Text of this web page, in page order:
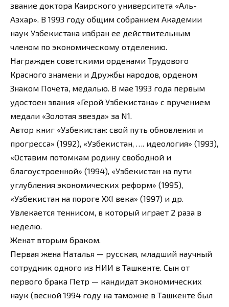
звание доктора Каирского университета «Аль-
Азхар». В 1993 году общим собранием Академии
наук Узбекистана избран ее действительным
членом по экономическому отделению.
Награжден советскими орденами Трудового
Красного знамени и Дружбы народов, орденом
Знаком Почета, медалью. В мае 1993 года первым
удостоен звания «Герой Узбекистана» с вручением
медали «Золотая звезда» за N1.
Автор книг «Узбекистан: свой путь обновления и
прогресса» (1992), «Узбекистан, …. идеология» (1993),
«Оставим потомкам родину свободной и
благоустроенной» (1994), «Узбекистан на пути
углубления экономических реформ» (1995),
«Узбекистан на пороге XXI века» (1997) и др.
Увлекается теннисом, в который играет 2 раза в
неделю.
Женат вторым браком.
Первая жена Наталья — русская, младший научный
сотрудник одного из НИИ в Ташкенте. Сын от
первого брака Петр — кандидат экономических
наук (весной 1994 году на таможне в Ташкенте был